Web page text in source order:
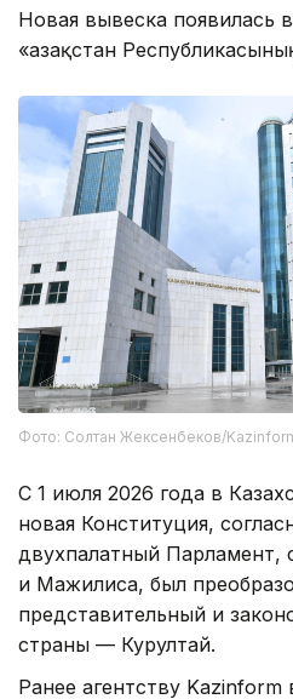
Новая вывеска появилась
«Қазақстан
Фото: Солтан Жексенбеков/
С 1 июля 2026 года в
новая Конституция,
двухпалатный Парламент,
и Мажилиса, был
представительный и
страны — Курултай.
Ранее агентству Kazinform